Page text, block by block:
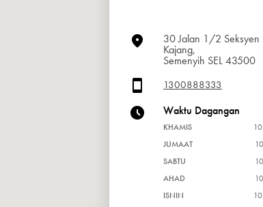
30 Jalan 1/2 Seksyen
Kajang,
Semenyih SEL 43500
1300888333
Waktu Dagangan
KHAMIS
JUMAAT
SABTU
AHAD
ISNIN